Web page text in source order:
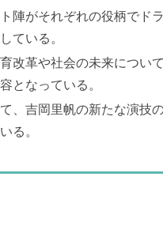
陣がそれぞれの役柄でド
ている。
改革や社会の未来につい
となっている。
、吉岡里帆の新たな演技
る。